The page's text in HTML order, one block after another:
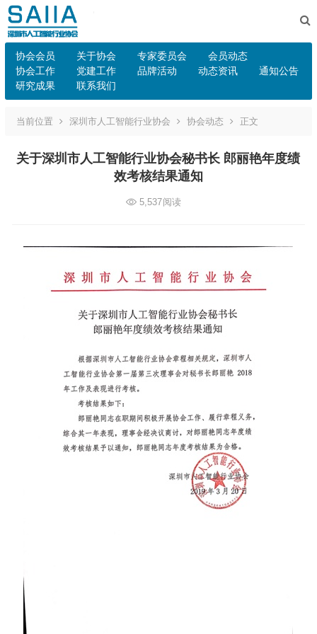
协会会员 关于协会 专家委员会
会员动态
协会工作
党建工作 品牌活动 动态资讯
通知公告
研究成果
联系我们
当前位置 深圳市人工智能行业协会 协会动态 正文
关于深圳市人工智能行业协会秘书长 郎丽艳年度绩
效考核结果通知
5,537阅读